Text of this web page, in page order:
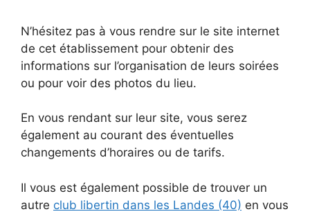
N’hésitez pas à vous rendre sur le site internet
de cet établissement pour obtenir des
informations sur l’organisation de leurs soirées
ou pour voir des photos du lieu.
En vous rendant sur leur site, vous serez
également au courant des éventuelles
changements d’horaires ou de tarifs.
Il vous est également possible de trouver un
autre club libertin dans les Landes (40) en vous